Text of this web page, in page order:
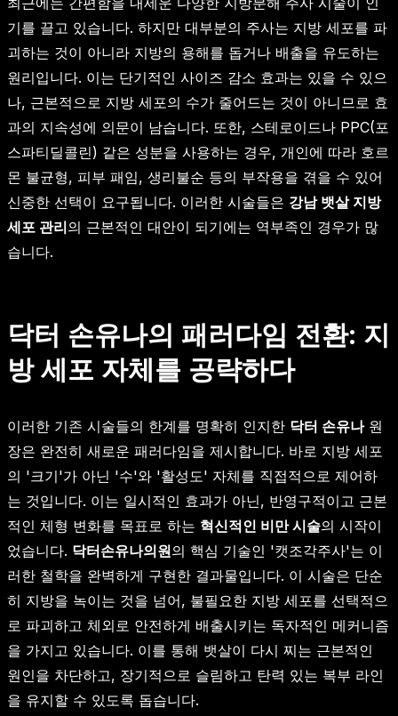
기를 끌고 있습니다. 하지만 대부분의 주사는 지방 세포를 파
괴하는 것이 아니라 지방의 용해를 돕거나 배출을 유도하는
원리입니다. 이는 단기적인 사이즈 감소 효과는 있을 수 있으
나, 근본적으로 지방 세포의 수가 줄어드는 것이 아니므로 효
과의 지속성에 의문이 남습니다. 또한, 스테로이드나 PPC(포
스파티딜콜린) 같은 성분을 사용하는 경우, 개인에 따라 호르
몬 불균형, 피부 패임, 생리불순 등의 부작용을 겪을 수 있어
신중한 선택이 요구됩니다. 이러한 시술들은 강남 뱃살 지방
세포 관리의 근본적인 대안이 되기에는 역부족인 경우가 많
습니다.
닥터 손유나의 패러다임 전환: 지
방 세포 자체를 공략하다
이러한 기존 시술들의 한계를 명확히 인지한 닥터 손유나원
장은 완전히 새로운 패러다임을 제시합니다. 바로 지방 세포
의 '크기'가 아닌 '수'와 '활성도' 자체를 직접적으로 제어하
는 것입니다. 이는 일시적인 효과가 아닌, 반영구적이고 근본
적인 체형 변화를 목표로 하는 혁신적인 비만 시술의 시작이
었습니다. 닥터손유나의원의 핵심 기술인 '캣조각주사'는 이
러한 철학을 완벽하게 구현한 결과물입니다. 이 시술은 단순
히 지방을 녹이는 것을 넘어, 불필요한 지방 세포를 선택적으
로 파괴하고 체외로 안전하게 배출시키는 독자적인 메커니즘
을 가지고 있습니다. 이를 통해 뱃살이 다시 찌는 근본적인
원인을 차단하고, 장기적으로 슬림하고 탄력 있는 복부 라인
을 유지할 수 있도록 돕습니다.